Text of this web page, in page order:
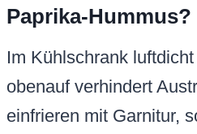
Paprika-Hummus?
Im Kühlschrank
obenauf verhindert
einfrieren mit Garnitur,